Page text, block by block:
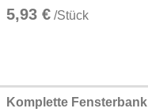
5,93 € /Stück
Komplette Fensterbank